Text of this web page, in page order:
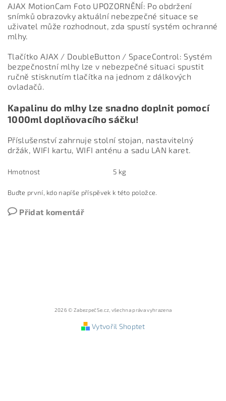
AJAX MotionCam Foto UPOZORNĚNÍ: Po obdržení
snímků obrazovky aktuální nebezpečné situace se
uživatel může rozhodnout, zda spustí systém ochranné
mlhy.
Tlačítko AJAX / DoubleButton / SpaceControl: Systém
bezpečnostní mlhy lze v nebezpečné situaci spustit
ručně stisknutím tlačítka na jednom z dálkových
ovladačů.
Kapalinu do mlhy lze snadno doplnit pomocí
1000ml doplňovacího sáčku!
Příslušenství zahrnuje stolní stojan, nastavitelný
držák, WIFI kartu, WIFI anténu a sadu LAN karet.
Hmotnost 5 kg
Buďte první, kdo napíše příspěvek k této položce.
Přidat komentář
2026 © ZabezpečSe.cz, všechna práva vyhrazena
Vytvořil Shoptet